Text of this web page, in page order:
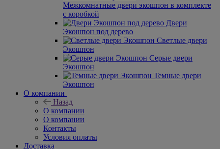
Межкомнатные двери экошпон в комплекте
с коробкой
Двери
Экошпон под дерево
Светлые двери
Экошпон
Серые двери
Экошпон
Темные двери
Экошпон
О компании
Назад
О компании
О компании
Контакты
Условия оплаты
Доставка